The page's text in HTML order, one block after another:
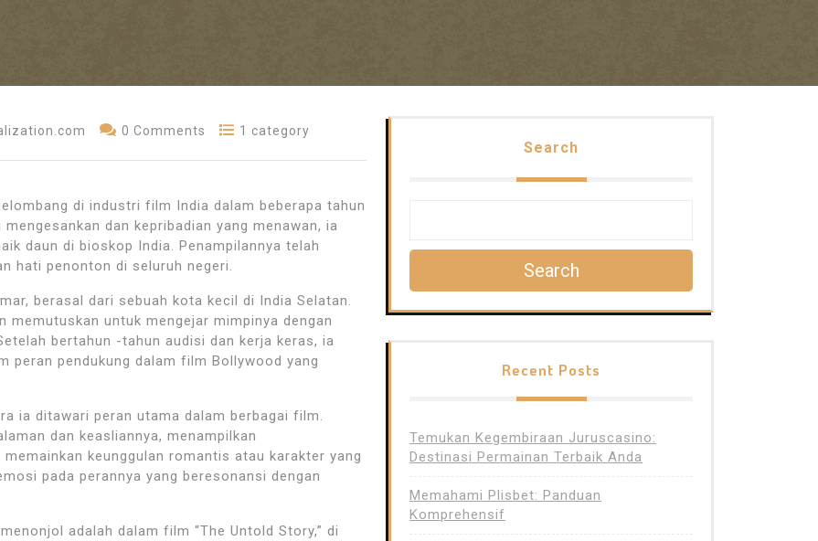
0 Comments 1 category
di industri film India dalam beberapa tahun
dan kepribadian yang menawan, ia
daun di bioskop India. Penampilannya telah
hati penonton di seluruh negeri.
berasal dari sebuah kota kecil di India Selatan.
memutuskan untuk mengejar mimpinya dengan
bertahun -tahun audisi dan kerja keras, ia
peran pendukung dalam film Bollywood yang
ia ditawari peran utama dalam berbagai film.
dan keasliannya, menampilkan
keunggulan romantis atau karakter yang
pada perannya yang beresonansi dengan
adalah dalam film “The Untold Story,” di
Search
Search
Recent Posts
Temukan Kegembiraan Juruscasino:
Destinasi Permainan Terbaik Anda
Memahami Plisbet: Panduan
Komprehensif